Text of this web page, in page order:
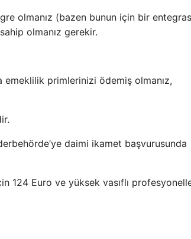
olmanız (bazen bunun için bir
olmanız gerekir.
emeklilik primlerinizi ödemiş olmanız,
daimi ikamet başvurusunda
124 Euro ve yüksek vasıflı